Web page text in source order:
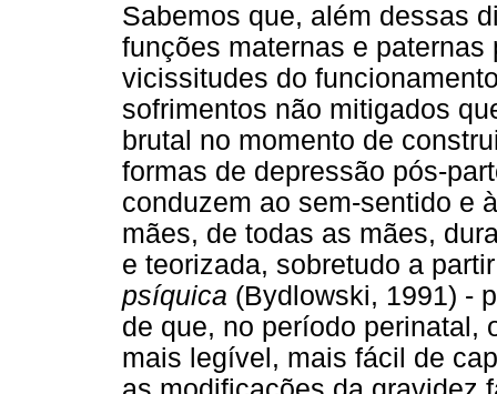
Sabemos que, além dessas
funções maternas e
vicissitudes do
sofrimentos não mitigados
brutal no momento de
formas de depressão pós-
conduzem ao sem-sentido e
mães, de todas as mães,
e teorizada, sobretudo a
psíquica (Bydlowski, 1991) -
de que, no período perinatal,
mais legível, mais fácil de